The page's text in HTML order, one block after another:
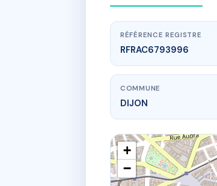
RÉFÉRENCE REGISTRE
RFRAC6793996
COMMUNE
DIJON
+
−